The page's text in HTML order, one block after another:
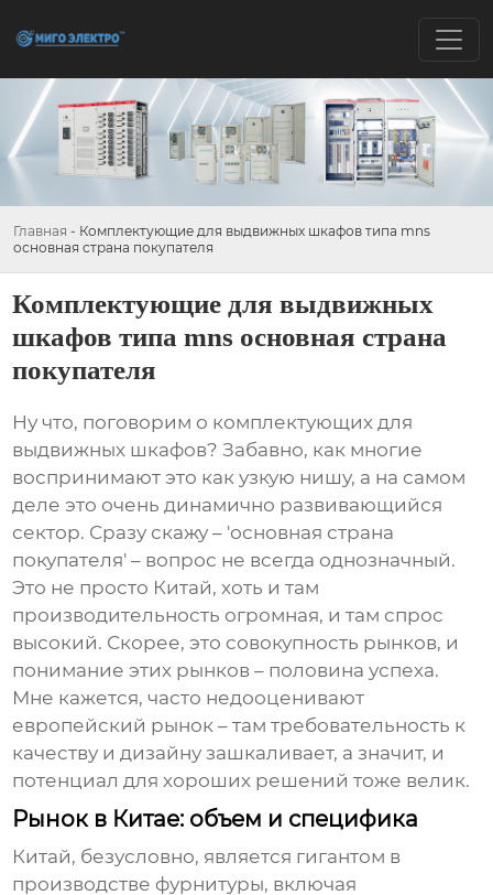
Главная - Комплектующие для выдвижных шкафов типа mns
основная страна покупателя
Комплектующие для выдвижных
шкафов типа mns основная страна
покупателя
Ну что, поговорим о комплектующих для
выдвижных шкафов? Забавно, как многие
воспринимают это как узкую нишу, а на самом
деле это очень динамично развивающийся
сектор. Сразу скажу – 'основная страна
покупателя' – вопрос не всегда однозначный.
Это не просто Китай, хоть и там
производительность огромная, и там спрос
высокий. Скорее, это совокупность рынков, и
понимание этих рынков – половина успеха.
Мне кажется, часто недооценивают
европейский рынок – там требовательность к
качеству и дизайну зашкаливает, а значит, и
потенциал для хороших решений тоже велик.
Рынок в Китае: объем и специфика
Китай, безусловно, является гигантом в
производстве фурнитуры, включая